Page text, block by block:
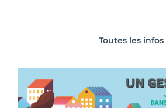
Toutes les infos